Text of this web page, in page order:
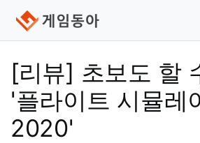
[리뷰] 초보도 할
'플라이트 시뮬레
2020'